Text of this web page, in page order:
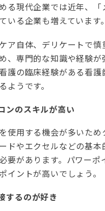
る現代企業では近年、「
いる企業も増えています。
ア自体、デリケートで慎
、専門的な知識や経験が
護の臨床経験がある看護
ようです。
ンのスキルが高い
使用する機会が多いため
ドやエクセルなどの基本
要があります。パワーポ
イントが高いでしょう。
するのが好き